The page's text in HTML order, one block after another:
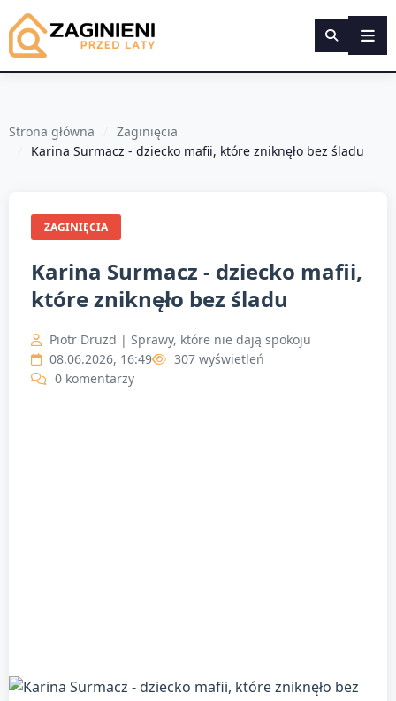
Strona główna
Zaginięcia
Karina Surmacz - dziecko mafii, które zniknęło bez śladu
ZAGINIĘCIA
Karina Surmacz - dziecko mafii,
które zniknęło bez śladu
Piotr Druzd | Sprawy, które nie dają spokoju
08.06.2026, 16:49
307 wyświetleń
0 komentarzy